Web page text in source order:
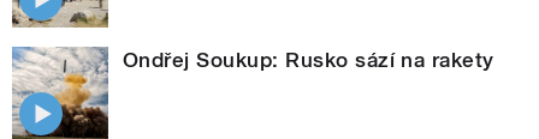
Ondřej Soukup: Rusko sází na rakety